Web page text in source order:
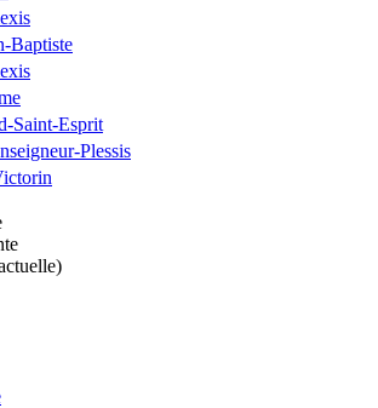
Baptiste
Saint-Esprit
Plessis